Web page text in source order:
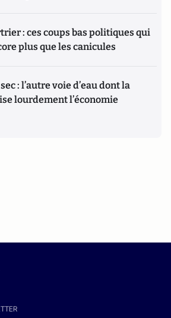
: ces coups bas politiques qui
plus que les canicules
: l’autre voie d’eau dont la
lourdement l’économie